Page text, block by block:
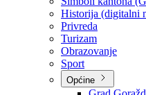
O kantonu
O kantonu
Simboli kantona
Historija (digitalni
Privreda
Turizam
Obrazovanje